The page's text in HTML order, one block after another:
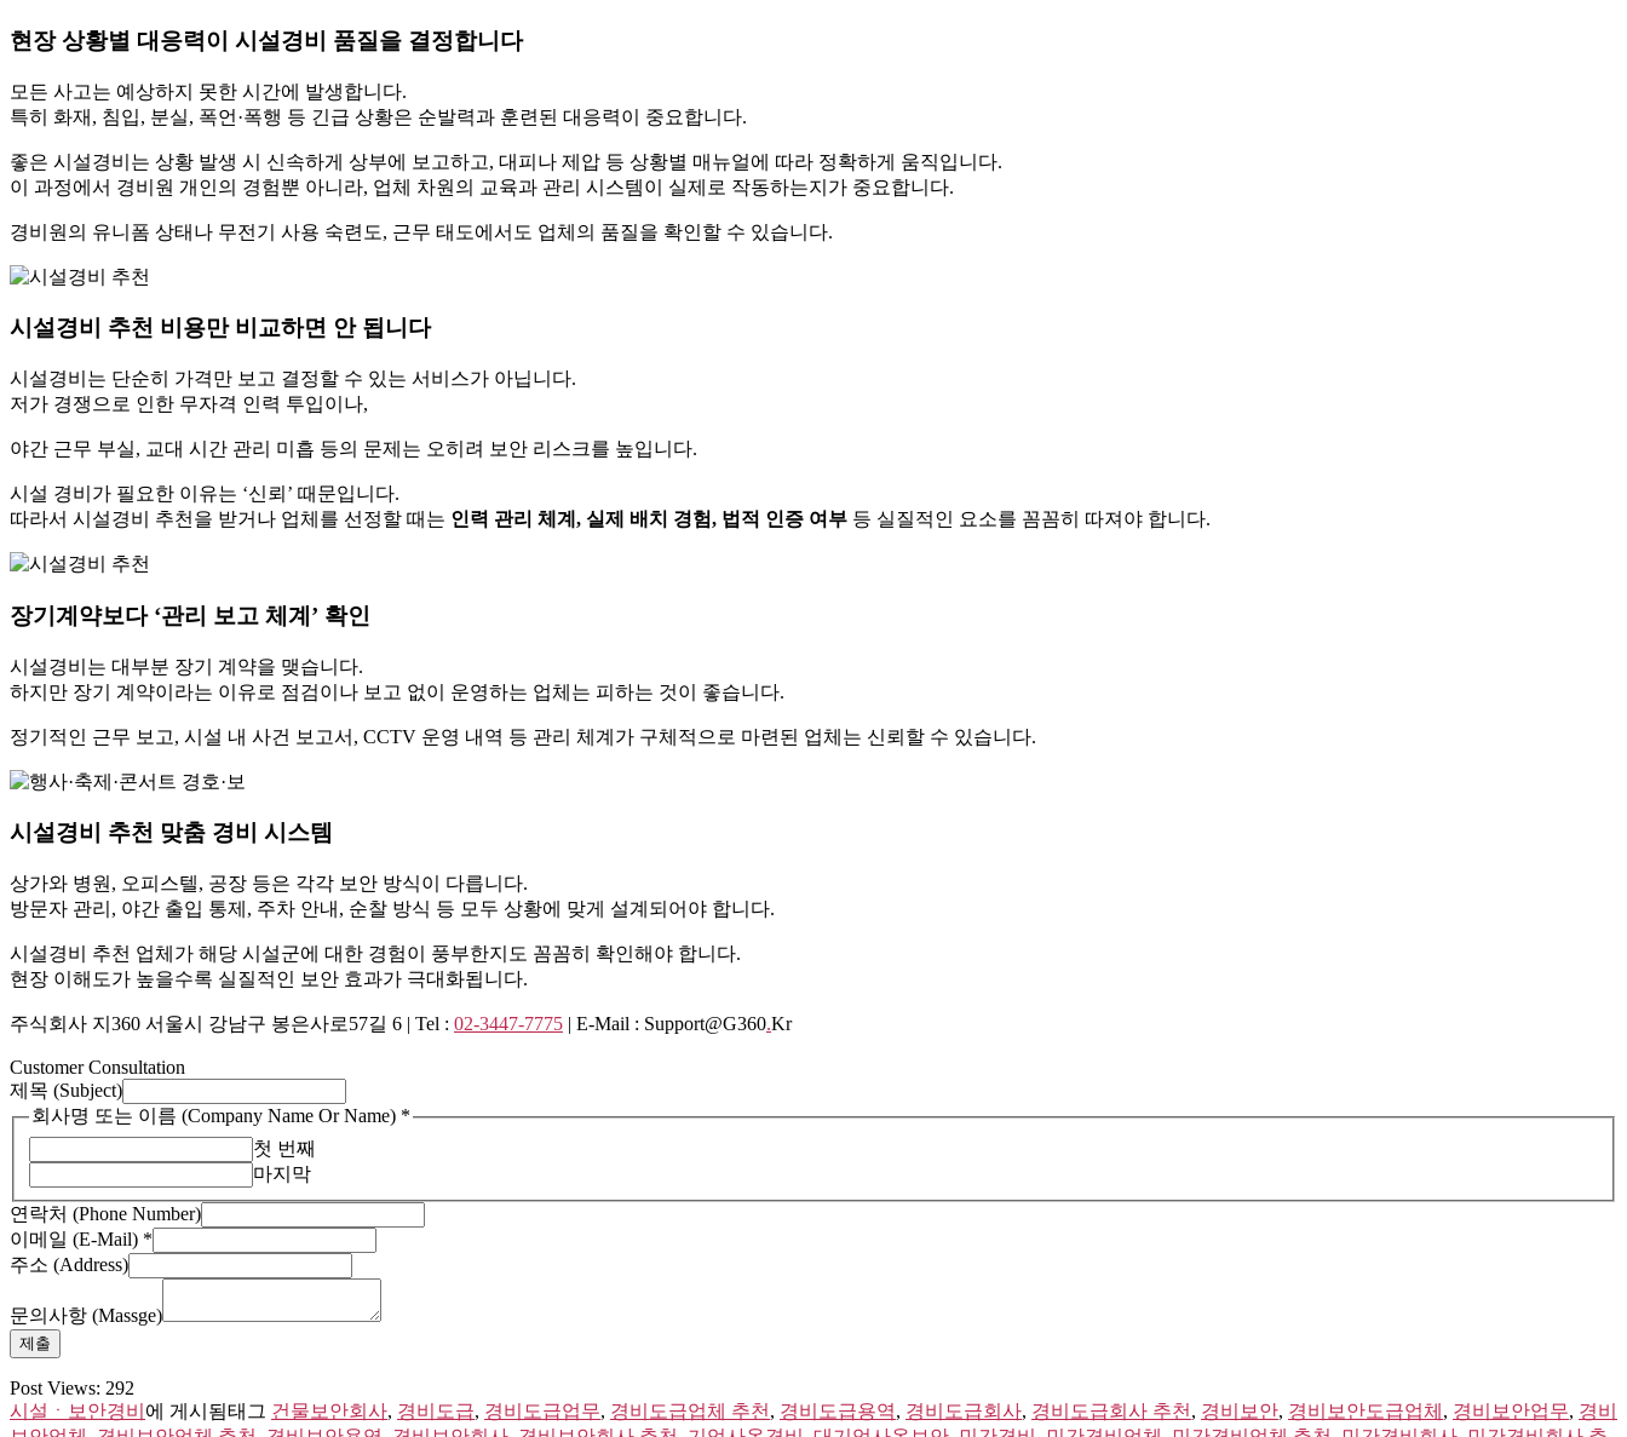
현장 상황별 대응력이 시설경비 품질을 결정합니다
모든 사고는 예상하지 못한 시간에 발생합니다.
특히 화재, 침입, 분실, 폭언·폭행 등 긴급 상황은 순발력과 훈련된 대응력이 중요합니다.
좋은 시설경비는 상황 발생 시 신속하게 상부에 보고하고, 대피나 제압 등 상황별 매뉴얼에 따라 정확하게 움직입니다.
이 과정에서 경비원 개인의 경험뿐 아니라, 업체 차원의 교육과 관리 시스템이 실제로 작동하는지가 중요합니다.
경비원의 유니폼 상태나 무전기 사용 숙련도, 근무 태도에서도 업체의 품질을 확인할 수 있습니다.
시설경비 추천 비용만 비교하면 안 됩니다
시설경비는 단순히 가격만 보고 결정할 수 있는 서비스가 아닙니다.
저가 경쟁으로 인한 무자격 인력 투입이나,
야간 근무 부실, 교대 시간 관리 미흡 등의 문제는 오히려 보안 리스크를 높입니다.
시설 경비가 필요한 이유는 ‘신뢰’ 때문입니다.
따라서 시설경비 추천을 받거나 업체를 선정할 때는 인력 관리 체계, 실제 배치 경험, 법적 인증 여부 등 실질적인 요소를 꼼꼼히 따져야 합니다.
장기계약보다 ‘관리 보고 체계’ 확인
시설경비는 대부분 장기 계약을 맺습니다.
하지만 장기 계약이라는 이유로 점검이나 보고 없이 운영하는 업체는 피하는 것이 좋습니다.
정기적인 근무 보고, 시설 내 사건 보고서, CCTV 운영 내역 등 관리 체계가 구체적으로 마련된 업체는 신뢰할 수 있습니다.
시설경비 추천 맞춤 경비 시스템
상가와 병원, 오피스텔, 공장 등은 각각 보안 방식이 다릅니다.
방문자 관리, 야간 출입 통제, 주차 안내, 순찰 방식 등 모두 상황에 맞게 설계되어야 합니다.
시설경비 추천 업체가 해당 시설군에 대한 경험이 풍부한지도 꼼꼼히 확인해야 합니다.
현장 이해도가 높을수록 실질적인 보안 효과가 극대화됩니다.
주식회사 지360 서울시 강남구 봉은사로57길 6 | Tel : 02-3447-7775 | E-Mail : Support@g360.Kr
Customer Consultation
Name
Name)
항
제목 (Subject)
회사명 또는 이름 (Company Name Or Name) *
첫 번째
마지막
연락처 (Phone Number)
이메일 (E-Mail) *
주소 (Address)
문의사항 (Massge)
제출
Post Views: 292
시설ㆍ보안경비 에 게시됨태그 건물보안회사, 경비도급, 경비도급업무, 경비도급업체 추천 , 경비도급용역, 경비도급회사, 경비도급회사 추천 , 경비보안, 경비보안도급업체 , 경비보안업무, 경비